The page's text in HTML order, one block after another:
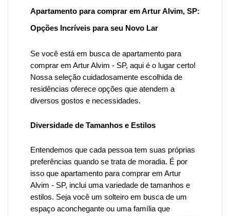
Apartamento para comprar em Artur Alvim, SP:
Opções Incríveis para seu Novo Lar
Se você está em busca de apartamento para
comprar em Artur Alvim - SP, aqui é o lugar certo!
Nossa seleção cuidadosamente escolhida de
residências oferece opções que atendem a
diversos gostos e necessidades.
Diversidade de Tamanhos e Estilos
Entendemos que cada pessoa tem suas próprias
preferências quando se trata de moradia. É por
isso que apartamento para comprar em Artur
Alvim - SP, inclui uma variedade de tamanhos e
estilos. Seja você um solteiro em busca de um
espaço aconchegante ou uma família que